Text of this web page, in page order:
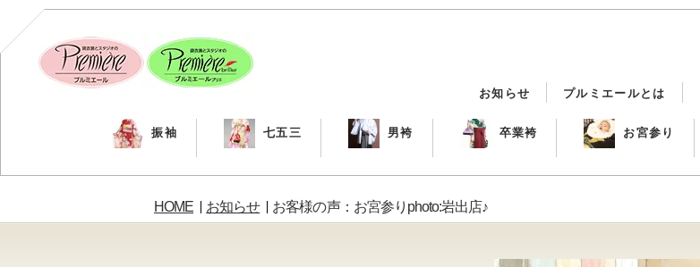
お知らせ プルミエールとは
振袖 七五三 男袴 卒業袴 お宮参り
HOME お知らせ お客様の声：お宮参りphoto:岩出店♪